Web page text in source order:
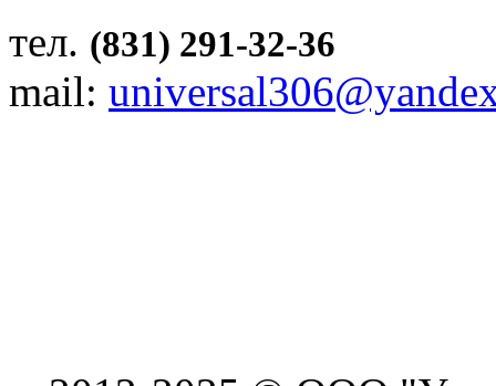
тел. (831) 291-32-36
mail: